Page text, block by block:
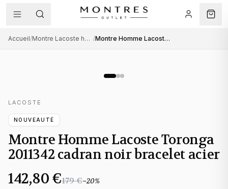
Accueil/ Montre Lacoste homme / Montre Homme Lacoste Toronga 2011342 cadran noir bracelet acier
LACOSTE
NOUVEAUTÉ
Montre Homme Lacoste Toronga
2011342 cadran noir bracelet acier
142,80 €179 €−20%